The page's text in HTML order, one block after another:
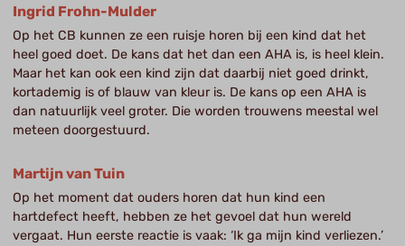
Ingrid Frohn-Mulder
Op het CB kunnen ze een ruisje horen bij een kind dat het
heel goed doet. De kans dat het dan een AHA is, is heel klein.
Maar het kan ook een kind zijn dat daarbij niet goed drinkt,
kortademig is of blauw van kleur is. De kans op een AHA is
dan natuurlijk veel groter. Die worden trouwens meestal wel
meteen doorgestuurd.
Martijn van Tuin
Op het moment dat ouders horen dat hun kind een
hartdefect heeft, hebben ze het gevoel dat hun wereld
vergaat. Hun eerste reactie is vaak: ‘Ik ga mijn kind verliezen.’